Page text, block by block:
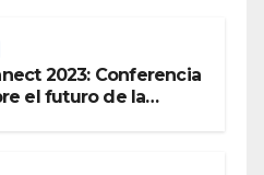
2023: Conferencia
el futuro de la